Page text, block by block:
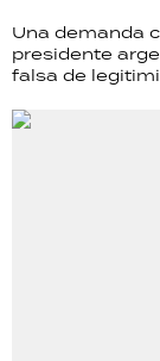
Una demanda
presidente
falsa de